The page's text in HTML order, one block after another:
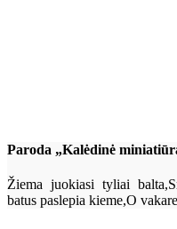
Paroda „Kalėdinė
Žiema juokiasi tyliai
batus paslepia kieme,O